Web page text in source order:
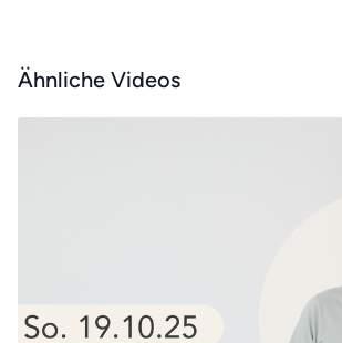
Ähnliche Videos